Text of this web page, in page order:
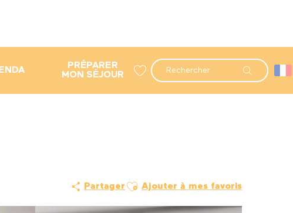
Recherche
PRÉPARER
MON SÉJOUR
Partager Ajouter aux favoris
Ajouter à mes favoris